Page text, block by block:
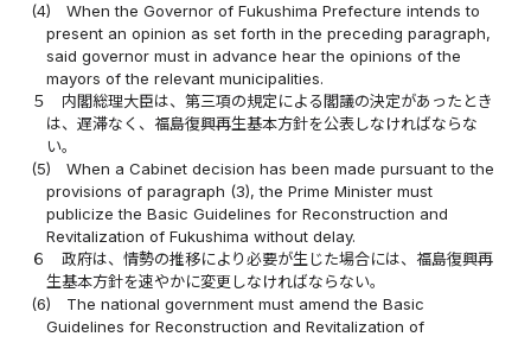
(4)
When the Governor of Fukushima Prefecture intends to
present an opinion as set forth in the preceding paragraph,
said governor must in advance hear the opinions of the
mayors of the relevant municipalities.
５
内閣総理大臣は、第三項の規定による閣議の決定があったとき
は、遅滞なく、福島復興再生基本方針を公表しなければならな
い。
(5)
When a Cabinet decision has been made pursuant to the
provisions of paragraph (3), the Prime Minister must
publicize the Basic Guidelines for Reconstruction and
Revitalization of Fukushima without delay.
６
政府は、情勢の推移により必要が生じた場合には、福島復興再
生基本方針を速やかに変更しなければならない。
(6)
The national government must amend the Basic
Guidelines for Reconstruction and Revitalization of